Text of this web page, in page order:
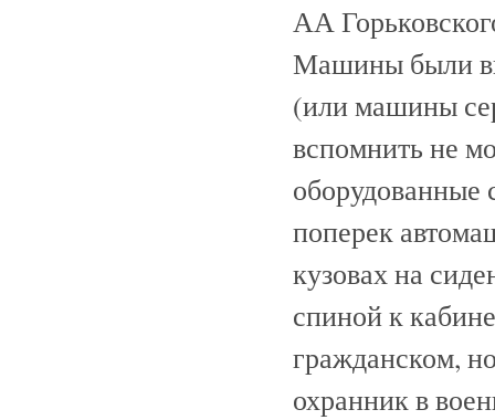
АА
Машины были
(или машины
вспомнить не
оборудованные
поперек
кузовах на
спиной к
гражданском,
охранник в